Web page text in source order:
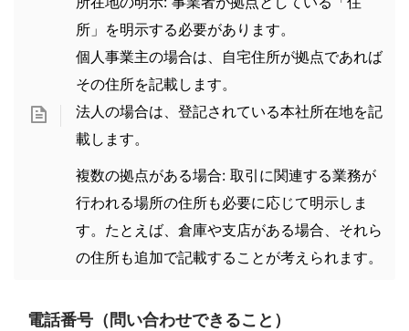
所」を明示する必要があります。
個人事業主の場合は、自宅住所が拠点であれば
その住所を記載します。
法人の場合は、登記されている本社所在地を記
載します。
複数の拠点がある場合: 取引に関連する業務が
行われる場所の住所も必要に応じて明示しま
す。たとえば、倉庫や支店がある場合、それら
の住所も追加で記載することが考えられます。
電話番号（問い合わせできること）